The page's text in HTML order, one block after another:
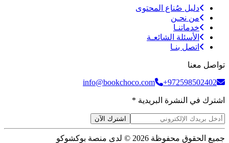
دليل صُناع المحتوى
من نحـن
خدماتنـا
الأسئلة الشائعـة
اتصل بنـا
تواصل معنا
info@bookchoco.com
+972598502402
اشترك في النشرة البريدية *
اشترك الآن
جميع الحقوق محفوظة 2026 © لدى منصة بوكشوكو